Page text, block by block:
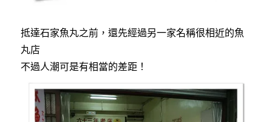
抵達石家魚丸之前，還先經過另一家名稱很相近的魚
丸店
不過人潮可是有相當的差距！